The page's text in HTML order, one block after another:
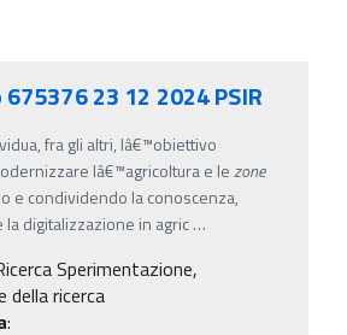
675376 23 12 2024 PSIR
fra gli altri, lâ€™obiettivo
lâ€™agricoltura e lezone
e condividendo la conoscenza,
digitalizzazione in agric…
Sperimentazione,
della ricerca
: